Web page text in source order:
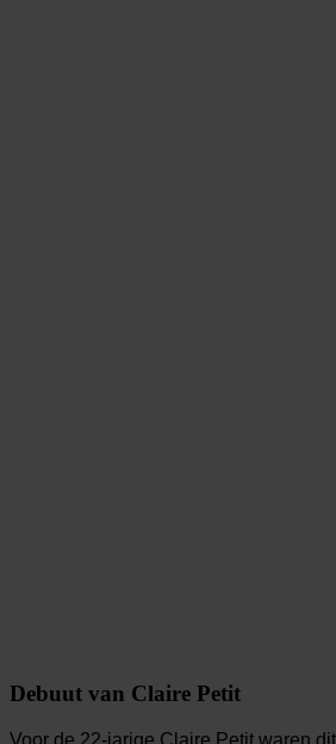
Debuut van Claire Petit
Voor de 22-jarige Claire Petit waren